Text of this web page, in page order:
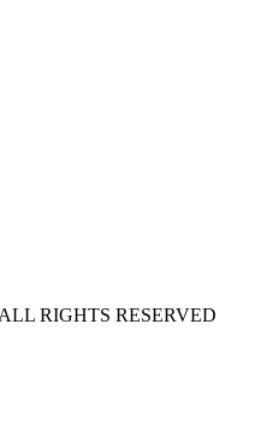
RIGHTS RESERVED